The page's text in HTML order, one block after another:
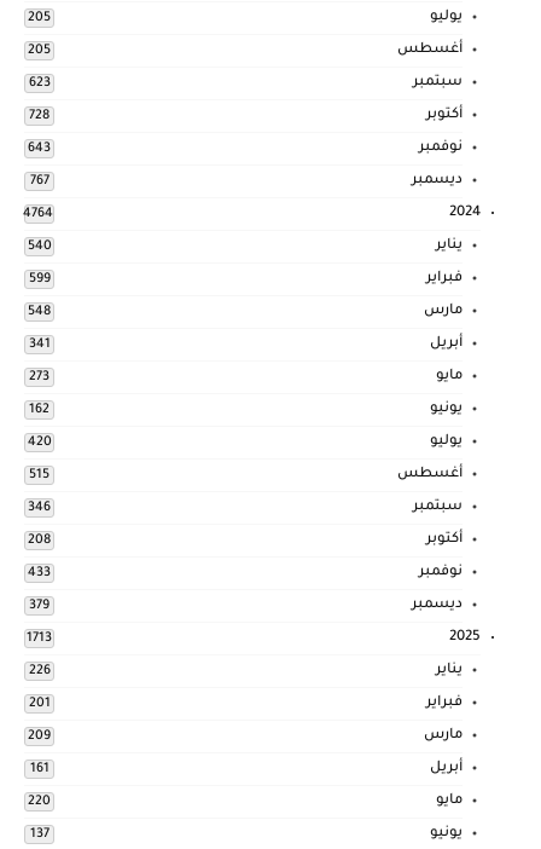
يوليو 205
أغسطس 205
سبتمبر 623
أكتوبر 728
نوفمبر 643
ديسمبر 767
2024
4764
يناير 540
فبراير 599
مارس 548
أبريل 341
مايو 273
يونيو 162
يوليو 420
أغسطس 515
سبتمبر 346
أكتوبر 208
نوفمبر 433
ديسمبر 379
2025
1713
يناير 226
فبراير 201
مارس 209
أبريل 161
مايو 220
يونيو 137